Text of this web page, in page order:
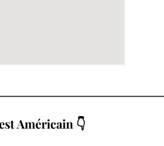
Américain 👇